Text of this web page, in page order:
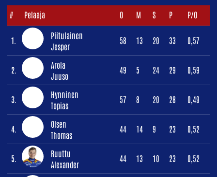
# Pelaaja O M S P P/O
1.
Piitulainen
Jesper
58 13 20 33 0,57
2.
Arola
Juuso
49 5 24 29 0,59
3.
Hynninen
Topias
57 8 20 28 0,49
4.
Olsen
Thomas
44 14 9 23 0,52
5.
Ruuttu
Alexander
44 13 10 23 0,52